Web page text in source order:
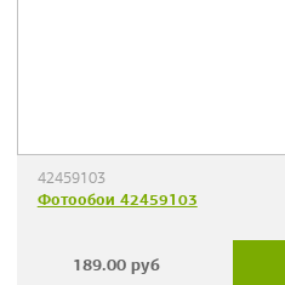
42459103
Фотообои 42459103
189.00 руб